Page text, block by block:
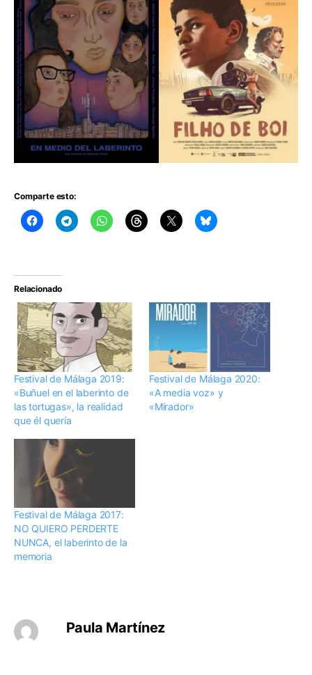
Comparte esto:
Relacionado
Festival de Málaga 2019:
«Buñuel en el laberinto de
las tortugas», la realidad
que él quería
Festival de Málaga 2020:
«A media voz» y
«Mirador»
Festival de Málaga 2017:
NO QUIERO PERDERTE
NUNCA, el laberinto de la
memoria
Paula Martínez